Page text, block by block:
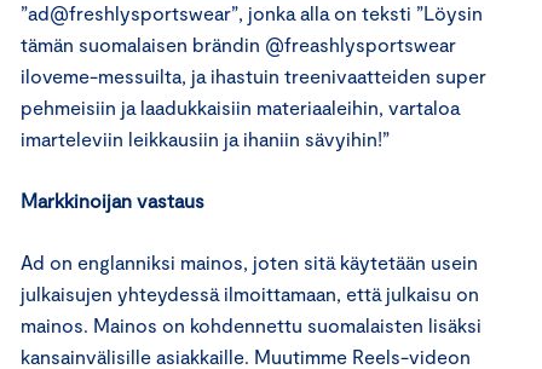
”ad@freshlysportswear”, jonka alla on teksti ”Löysin
tämän suomalaisen brändin @freashlysportswear
iloveme-messuilta, ja ihastuin treenivaatteiden super
pehmeisiin ja laadukkaisiin materiaaleihin, vartaloa
imarteleviin leikkausiin ja ihaniin sävyihin!”
Markkinoijan vastaus
Ad on englanniksi mainos, joten sitä käytetään usein
julkaisujen yhteydessä ilmoittamaan, että julkaisu on
mainos. Mainos on kohdennettu suomalaisten lisäksi
kansainvälisille asiakkaille. Muutimme Reels-videon